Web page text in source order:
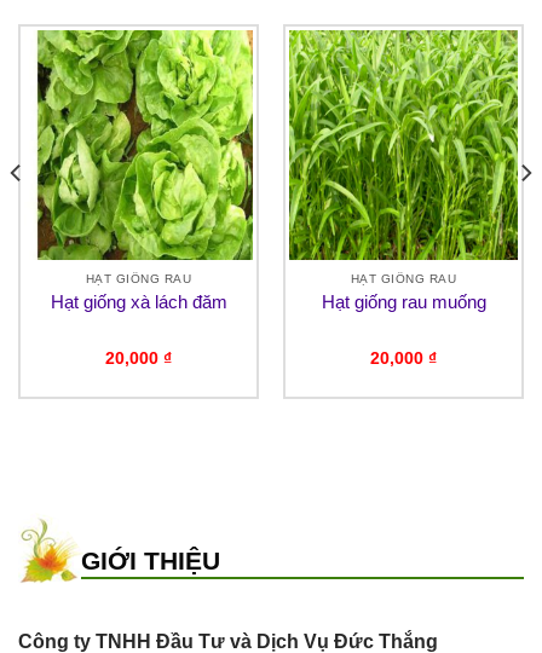
HẠT GIỐNG RAU
Hạt giống xà lách đăm
20,000 ₫
HẠT GIỐNG RAU
Hạt giống rau muống
20,000 ₫
GIỚI THIỆU
Công ty TNHH Đầu Tư và Dịch Vụ Đức Thắng